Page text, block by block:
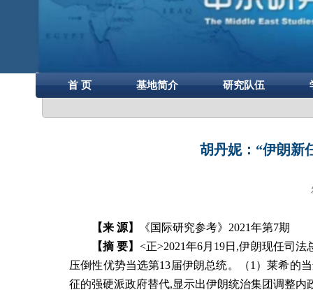
首 页 基地简介 研究队伍
胡丹妮：“伊朗新
【来 源】 《国际研究参考》 2021年第7期
【摘 要】 <正>2021年6月19日,伊朗现任司法
压倒性优势当选第13届伊朗总统。（1）莱希的
征的强硬派政府替代,显示出伊朗统治集团调整内